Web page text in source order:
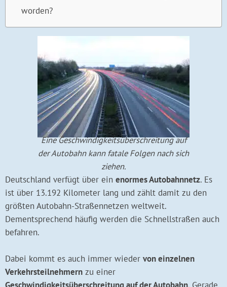
worden?
Eine Geschwindigkeitsüberschreitung auf
der Autobahn kann fatale Folgen nach sich
ziehen.
Deutschland verfügt über ein enormes Autobahnnetz. Es
ist über 13.192 Kilometer lang und zählt damit zu den
größten Autobahn-Straßennetzen weltweit.
Dementsprechend häufig werden die Schnellstraßen auch
befahren.
Dabei kommt es auch immer wieder von einzelnen
Verkehrsteilnehmern zu einer
Geschwindigkeitsüberschreitung auf der Autobahn. Gerade